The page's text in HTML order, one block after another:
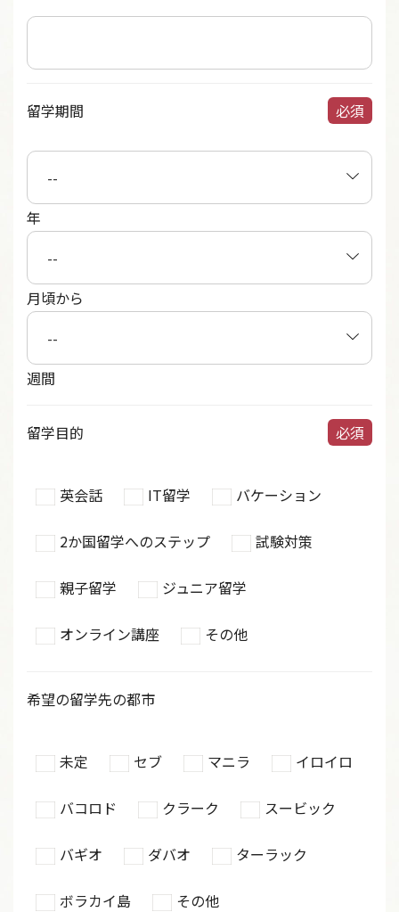
留学期間 必須
年
月頃から
週間
留学目的 必須
英会話 IT留学 バケーション
2か国留学へのステップ 試験対策
親子留学 ジュニア留学
オンライン講座 その他
希望の留学先の都市
未定 セブ マニラ イロイロ
バコロド クラーク スービック
バギオ ダバオ ターラック
ボラカイ島 その他